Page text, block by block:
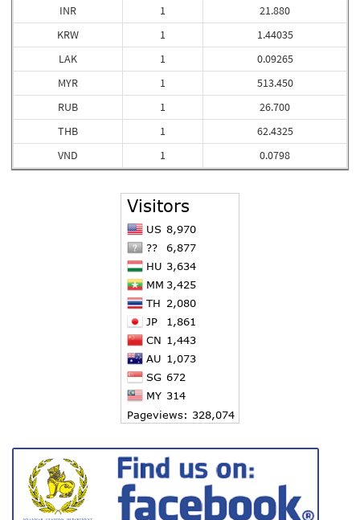
INR
KRW
LAK
MYR
RUB
THB
VND
1
1
1
1
1
1
1
21.880
1.44035
0.09265
513.450
26.700
62.4325
0.0798